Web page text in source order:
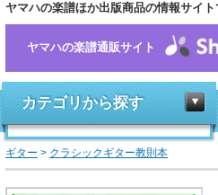
ヤマハの楽譜ほか出版商品の情報サイト
ヤマハの楽譜通販サイト
カテゴリから探す
ギター > クラシックギター教則本